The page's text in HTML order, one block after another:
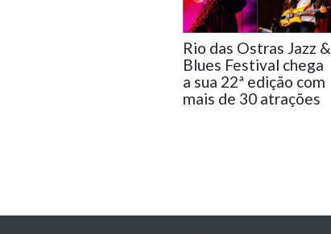
Rio das Ostras Jazz &
Blues Festival chega
a sua 22ª edição com
mais de 30 atrações